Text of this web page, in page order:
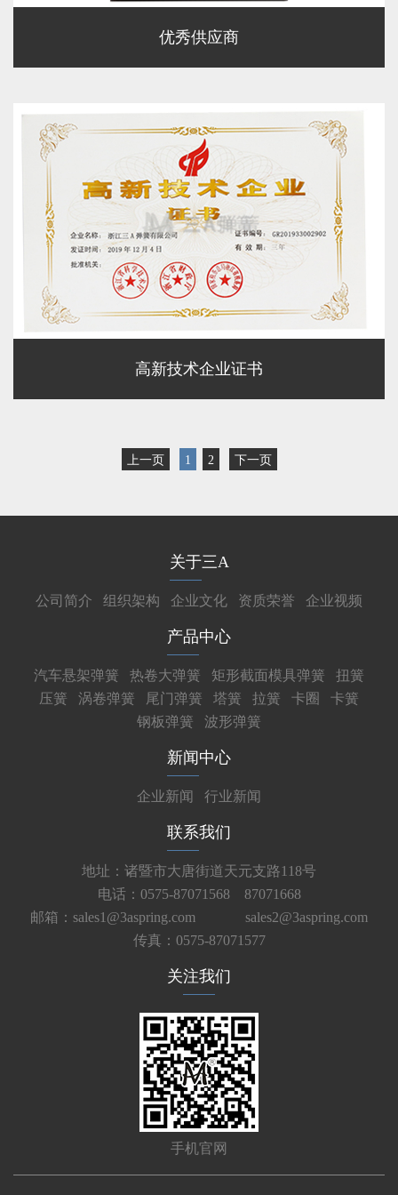
优秀供应商
高新技术企业证书
上一页 1 2 下一页
关于三A
公司简介 组织架构 企业文化 资质荣誉 企业视频
产品中心
汽车悬架弹簧 热卷大弹簧 矩形截面模具弹簧
扭簧
压簧
涡卷弹簧 尾门弹簧 塔簧 拉簧 卡圈
卡簧
钢板弹簧
波形弹簧
新闻中心
企业新闻 行业新闻
联系我们
地址：诸暨市大唐街道天元支路118号
电话：0575-87071568 87071668
邮箱：sales1@3aspring.com
sales2@3aspring.com
传真：0575-87071577
关注我们
手机官网